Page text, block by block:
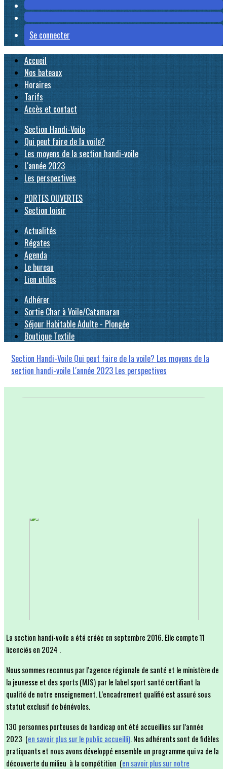
Se connecter
Accueil
Nos bateaux
Horaires
Tarifs
Accès et contact
Section Handi-Voile
Qui peut faire de la voile?
Les moyens de la section handi-voile
L'année 2023
Les perspectives
PORTES OUVERTES
Section loisir
Actualités
Régates
Agenda
Le bureau
Lien utiles
Adhérer
Sortie Char à Voile/Catamaran
Séjour Habitable Adulte - Plongée
Boutique Textile
Section Handi-Voile Qui peut faire de la voile? Les moyens de la
section handi-voile L'année 2023 Les perspectives
La section handi-voile a été créée en septembre 2016. Elle compte 11
licenciés en 2024 .
Nous sommes reconnus par l’agence régionale de santé et le ministère de
la jeunesse et des sports (MJS) par le label sport santé certifiant la
qualité de notre enseignement. L’encadrement qualifié est assuré sous
statut exclusif de bénévoles.
130 personnes porteuses de handicap ont été accueillies sur l’année
2023 (en savoir plus sur le public accueilli). Nos adhérents sont de fidèles
pratiquants et nous avons développé ensemble un programme qui va de la
découverte du milieu à la compétition (en savoir plus sur notre